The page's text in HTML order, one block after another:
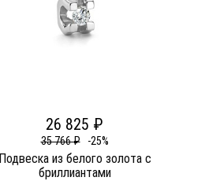
26 825 ₽
35 766 ₽ -25%
Подвеска из белого золота c
бриллиантами